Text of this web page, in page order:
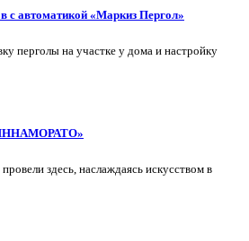
с автоматикой «Маркиз Пергол»
перголы на участке у дома и настройку
здесь, наслаждаясь искусством в